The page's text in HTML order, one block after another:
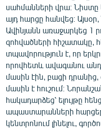
սահմանների վրա։
այդ հարցը հանվեց։ Այսօր,
Ավինյանն առաջարկեց 1
զոհվածների հիշատակը,
տպավորություն է, որ
որովհետև ավագանու
մասին էին, բացի
մասին է հուշում։
հակադարձեց՝ ելույթը
ապաստարանների
կենտրոնում լինելու,